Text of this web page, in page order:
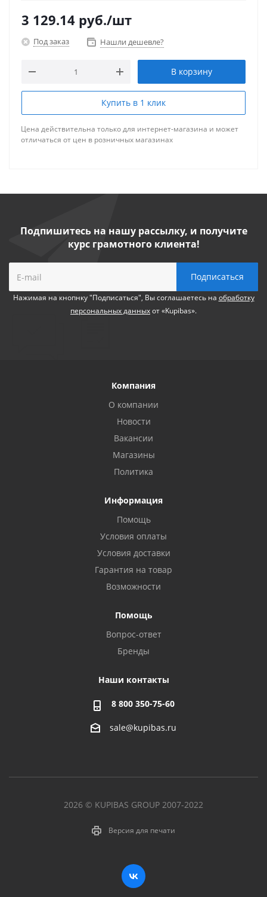
3 129.14 руб./шт
Под заказ Нашли дешевле?
В корзину
Купить в 1 клик
Цена действительна только для интернет-магазина и может
отличаться от цен в розничных магазинах
Подпишитесь на нашу рассылку, и получите
курс грамотного клиента!
Нажимая на кнопнку "Подписаться", Вы соглашаетесь на обработку
персональных данныхот «Kupibas».
Компания
О компании
Новости
Вакансии
Магазины
Политика
Информация
Помощь
Условия оплаты
Условия доставки
Гарантия на товар
Возможности
Помощь
Вопрос-ответ
Бренды
Наши контакты
8 800 350-75-60
sale@kupibas.ru
2026 © KUPIBAS GROUP 2007-2022
Версия для печати